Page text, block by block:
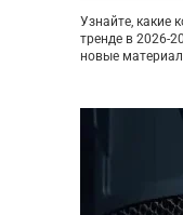
Узнайте, какие
тренде в 2026-
новые